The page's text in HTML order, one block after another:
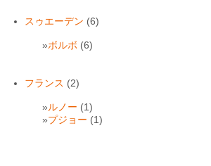
スゥエーデン (6)
ボルボ (6)
フランス (2)
ルノー (1)
プジョー (1)